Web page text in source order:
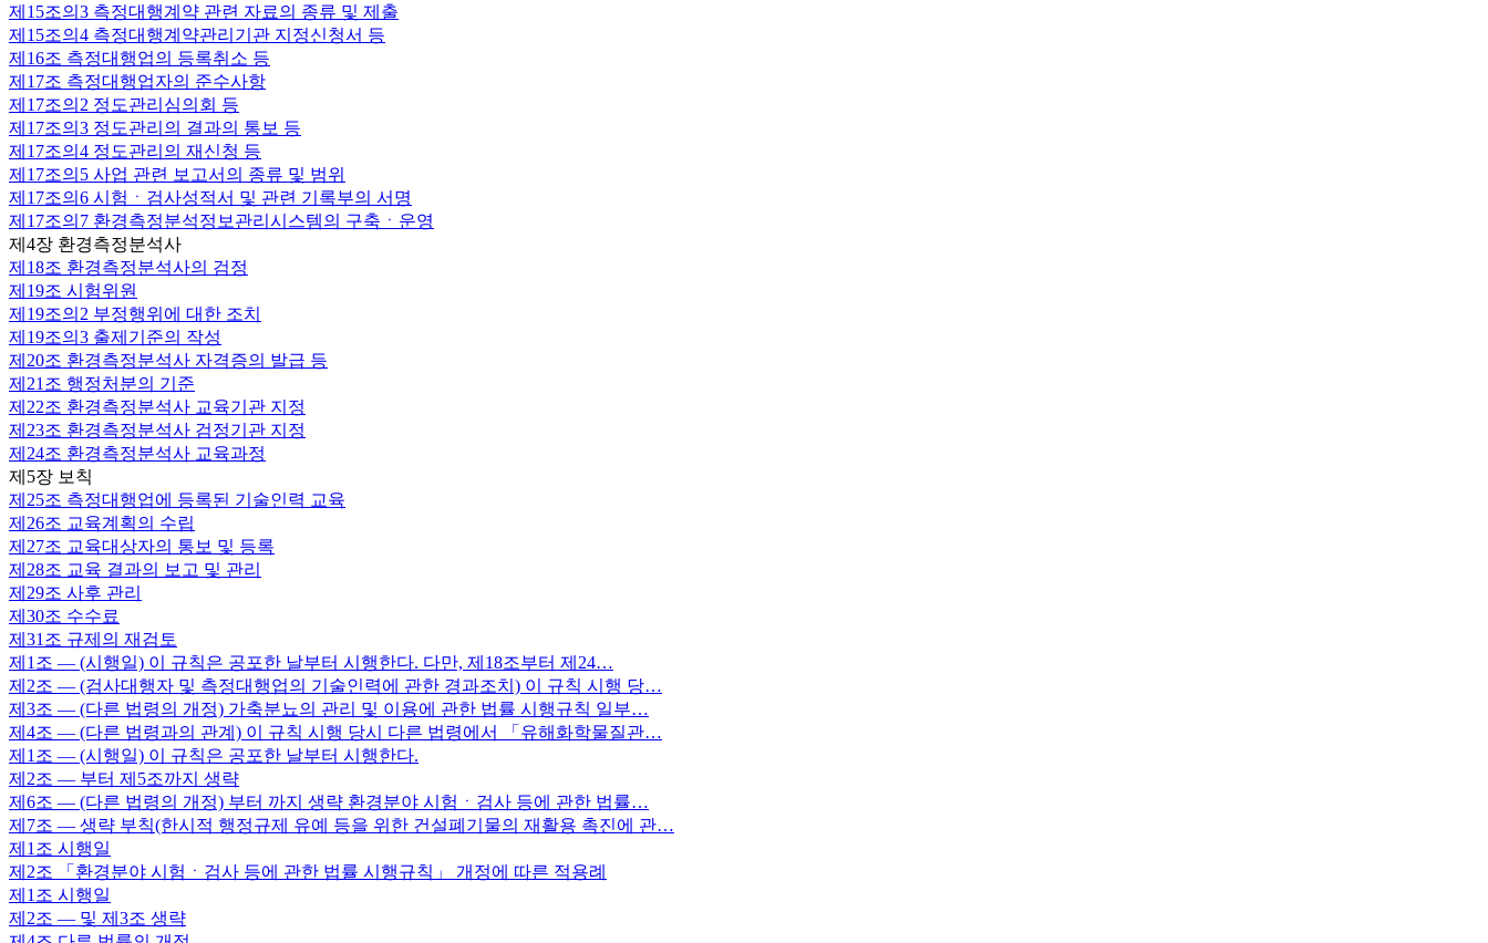
제15조의3 측정대행계약 관련 자료의 종류 및 제출
제15조의4 측정대행계약관리기관 지정신청서 등
제16조 측정대행업의 등록취소 등
제17조 측정대행업자의 준수사항
제17조의2 정도관리심의회 등
제17조의3 정도관리의 결과의 통보 등
제17조의4 정도관리의 재신청 등
제17조의5 사업 관련 보고서의 종류 및 범위
제17조의6 시험ㆍ검사성적서 및 관련 기록부의 서명
제17조의7 환경측정분석정보관리시스템의 구축ㆍ운영
제4장 환경측정분석사
제18조 환경측정분석사의 검정
제19조 시험위원
제19조의2 부정행위에 대한 조치
제19조의3 출제기준의 작성
제20조 환경측정분석사 자격증의 발급 등
제21조 행정처분의 기준
제22조 환경측정분석사 교육기관 지정
제23조 환경측정분석사 검정기관 지정
제24조 환경측정분석사 교육과정
제5장 보칙
제25조 측정대행업에 등록된 기술인력 교육
제26조 교육계획의 수립
제27조 교육대상자의 통보 및 등록
제28조 교육 결과의 보고 및 관리
제29조 사후 관리
제30조 수수료
제31조 규제의 재검토
제1조 — (시행일) 이 규칙은 공포한 날부터 시행한다. 다만, 제18조부터 제24…
제2조 — (검사대행자 및 측정대행업의 기술인력에 관한 경과조치) 이 규칙 시행 당…
제3조 — (다른 법령의 개정) 가축분뇨의 관리 및 이용에 관한 법률 시행규칙 일부…
제4조 — (다른 법령과의 관계) 이 규칙 시행 당시 다른 법령에서 「유해화학물질관…
제1조 — (시행일) 이 규칙은 공포한 날부터 시행한다.
제2조 — 부터 제5조까지 생략
제6조 — (다른 법령의 개정) 부터 까지 생략 환경분야 시험ㆍ검사 등에 관한 법률…
제7조 — 생략 부칙(한시적 행정규제 유예 등을 위한 건설폐기물의 재활용 촉진에 관…
제1조 시행일
제2조
「환경분야 시험ㆍ검사 등에 관한 법률 시행규칙」 개정에 따른 적용례
제1조 시행일
제2조 — 및 제3조 생략